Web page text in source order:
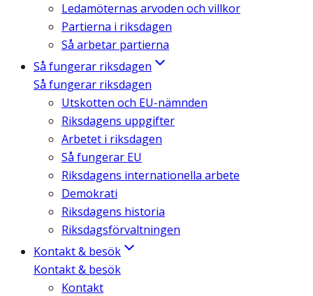
Ledamöternas arvoden och villkor
Partierna i riksdagen
Så arbetar partierna
Så fungerar riksdagen
Så fungerar riksdagen
Utskotten och EU-nämnden
Riksdagens uppgifter
Arbetet i riksdagen
Så fungerar EU
Riksdagens internationella arbete
Demokrati
Riksdagens historia
Riksdagsförvaltningen
Kontakt & besök
Kontakt & besök
Kontakt